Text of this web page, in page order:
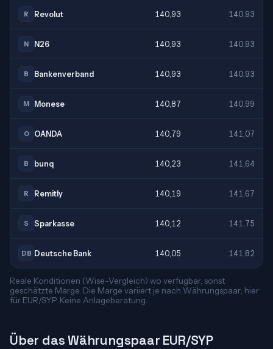
R Revolut 140,93 140,93
N N26 140,93 140,93
B Bankenverband 140,93 140,93
M Monese 140,87 140,99
O OANDA 140,79 141,07
B bunq 140,23 141,64
R Remitly 140,19 141,67
S Sparkasse 140,12 141,75
DB Deutsche Bank 140,05 141,82
Reale Konditionen (Wise-Vergleich) wo verfügbar, sonst
geschätzte Marge. Die Marge variiert je nach Währungspaar; hier
für EUR/SYP. Keine Anlageberatung.
Über das Währungspaar EUR/SYP